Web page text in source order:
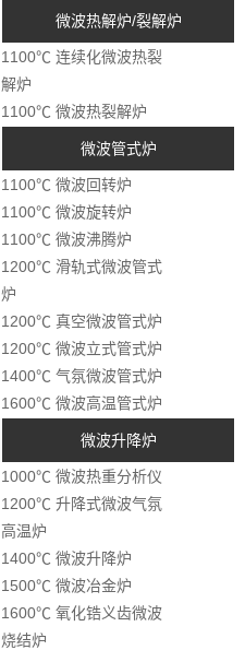
微波热解炉/裂解炉
1100℃ 连续化微波热裂
解炉
1100℃ 微波热裂解炉
微波管式炉
1100℃ 微波回转炉
1100℃ 微波旋转炉
1100℃ 微波沸腾炉
1200℃ 滑轨式微波管式
炉
1200℃ 真空微波管式炉
1200℃ 微波立式管式炉
1400℃ 气氛微波管式炉
1600℃ 微波高温管式炉
微波升降炉
1000℃ 微波热重分析仪
1200℃ 升降式微波气氛
高温炉
1400℃ 微波升降炉
1500℃ 微波冶金炉
1600℃ 氧化锆义齿微波
烧结炉